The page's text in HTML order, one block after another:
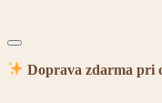
Menu
navigácie
Doprava zdarma pri